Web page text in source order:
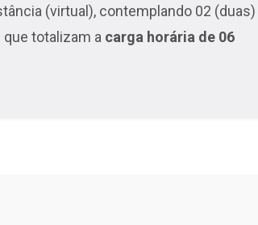
(virtual), contemplando 02 (duas)
totalizam a carga horária de 06